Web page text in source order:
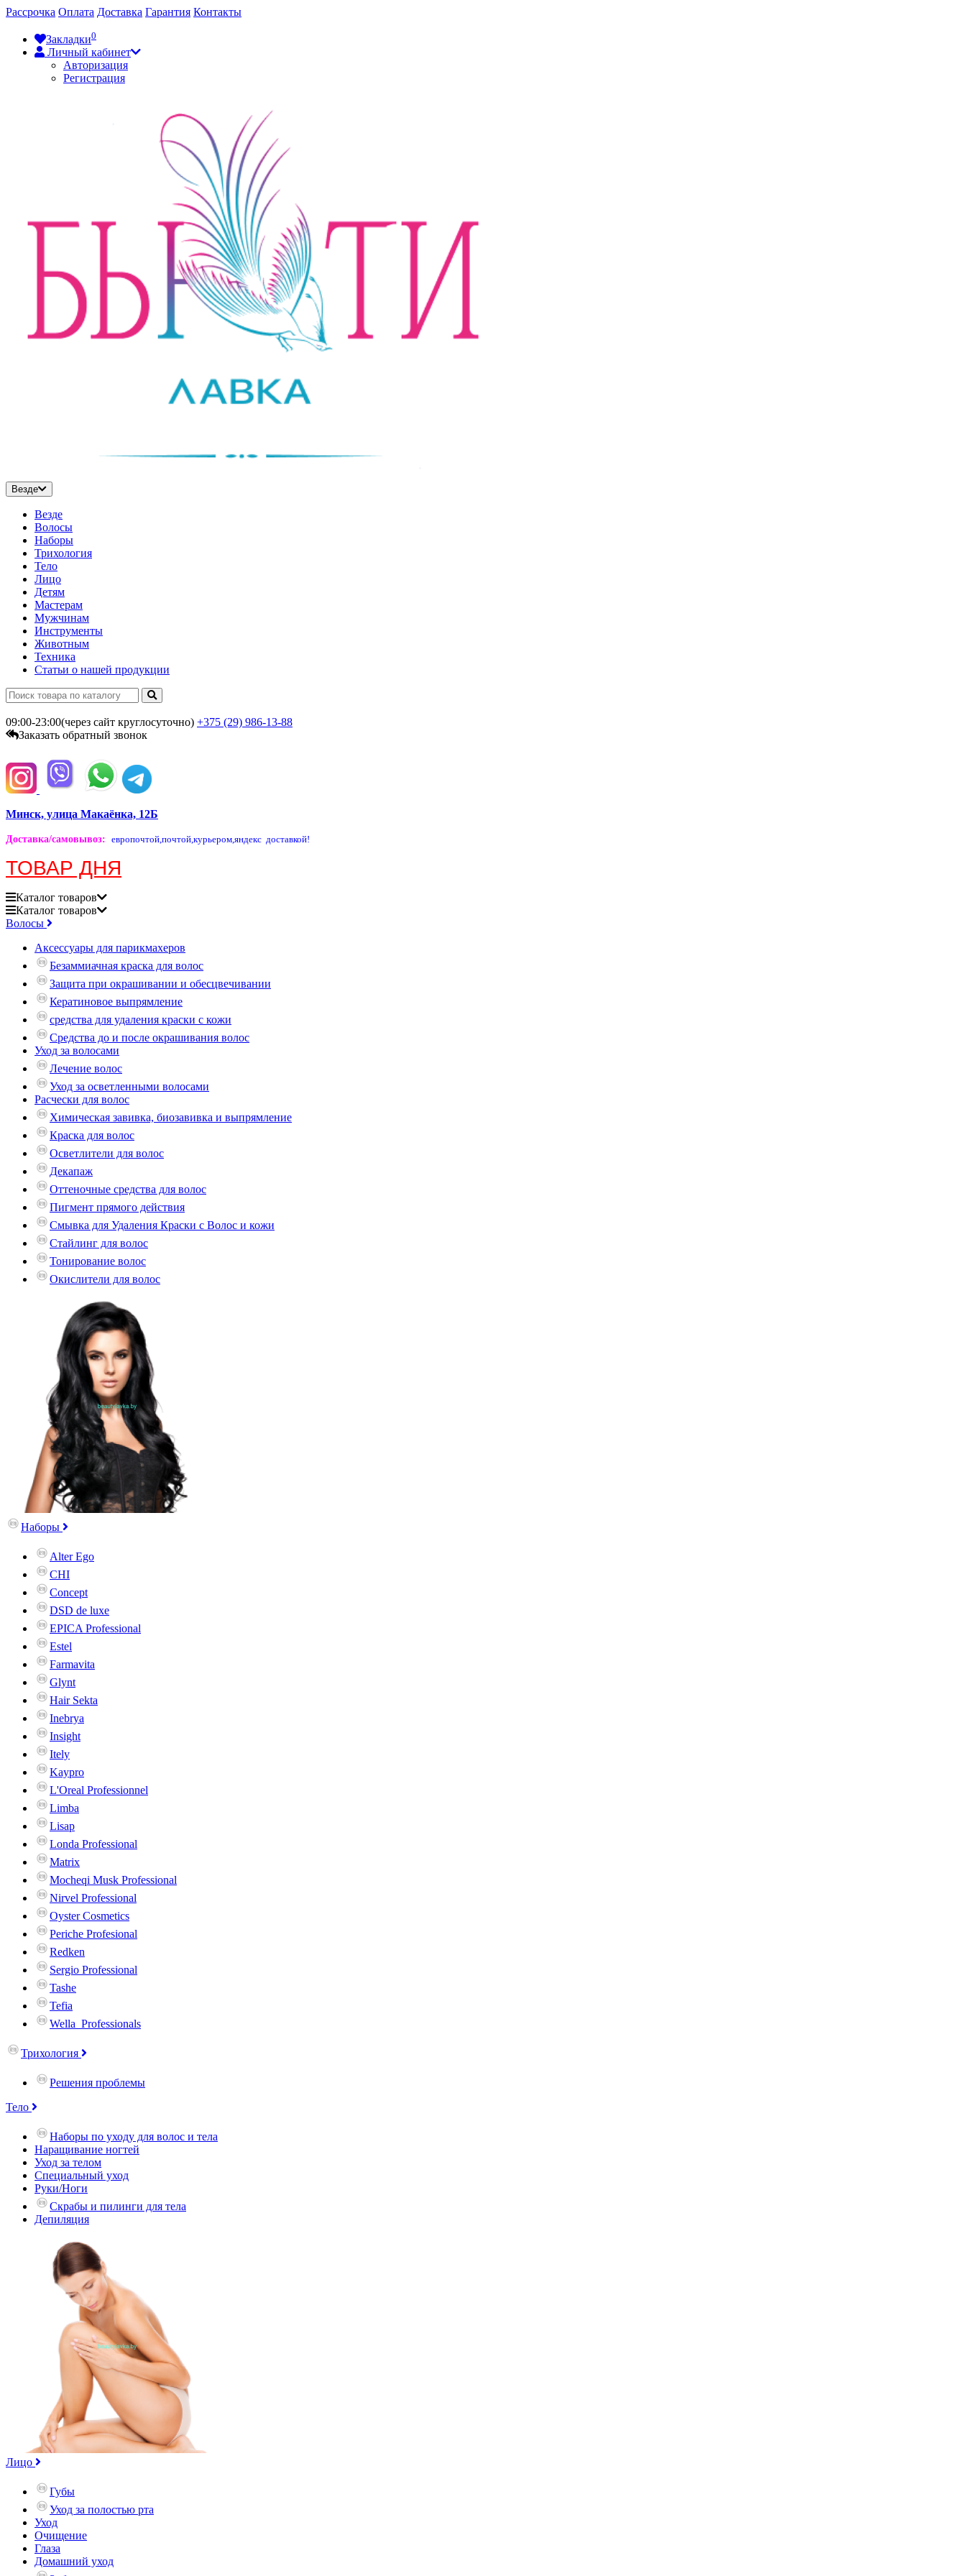
Рассрочка Оплата Доставка Гарантия Контакты
Закладки0
Личный кабинет
Авторизация
Регистрация
Везде
Везде
Волосы
Наборы
Трихология
Тело
Лицо
Детям
Мастерам
Мужчинам
Инструменты
Животным
Техника
Статьи о нашей продукции
09:00-23:00(через сайт круглосуточно) +375 (29) 986-13-88
Заказать обратный звонок
Минск, улица Макаёнка, 12Б
Доставка/самовывоз: европочтой,почтой,курьером,яндекс доставкой!
ТОВАР ДНЯ
Каталог товаров
Каталог товаров
Волосы
Аксессуары для парикмахеров
Безаммиачная краска для волос
Защита при окрашивании и обесцвечивании
Кератиновое выпрямление
средства для удаления краски с кожи
Средства до и после окрашивания волос
Уход за волосами
Лечение волос
Уход за осветленными волосами
Расчески для волос
Химическая завивка, биозавивка и выпрямление
Краска для волос
Осветлители для волос
Декапаж
Оттеночные средства для волос
Пигмент прямого действия
Смывка для Удаления Краски с Волос и кожи
Стайлинг для волос
Тонирование волос
Окислители для волос
Наборы
Alter Ego
CHI
Concept
DSD de luxe
EPICA Professional
Estel
Farmavita
Glynt
Hair Sekta
Inebrya
Insight
Itely
Kaypro
L'Oreal Professionnel
Limba
Lisap
Londa Professional
Matrix
Mocheqi Musk Professional
Nirvel Professional
Oyster Cosmetics
Periche Profesional
Redken
Sergio Professional
Tashe
Tefia
Wella_Professionals
Трихология
Решения проблемы
Тело
Наборы по уходу для волос и тела
Наращивание ногтей
Уход за телом
Специальный уход
Руки/Ноги
Скрабы и пилинги для тела
Депиляция
Лицо
Губы
Уход за полостью рта
Уход
Очищение
Глаза
Домашний уход